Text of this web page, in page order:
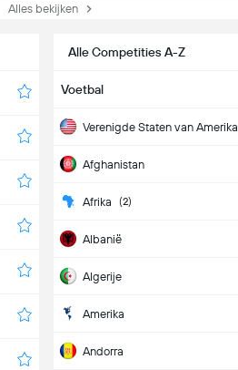
Alles bekijken
Alle Competities A-Z
Voetbal
Verenigde Staten van Amerika
Afghanistan
Afrika (2)
Albanië
Algerije
Amerika
Andorra